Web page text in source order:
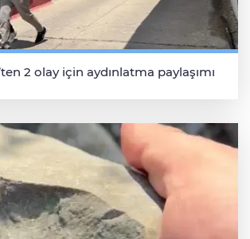
2 olay için aydınlatma paylaşımı